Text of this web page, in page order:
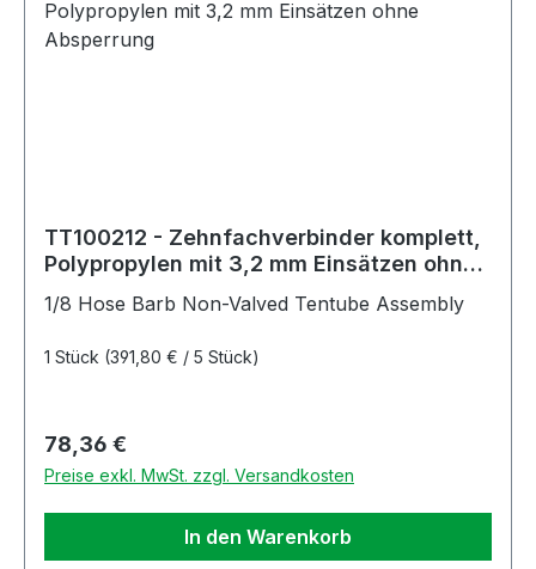
TT100212 - Zehnfachverbinder komplett,
Polypropylen mit 3,2 mm Einsätzen ohne
1/8 Hose Barb Non-Valved Tentube Assembly
1 Stück (391,80 € / 5 Stück)
Regulärer Preis:
78,36 €
Preise exkl. MwSt. zzgl. Versandkosten
In den Warenkorb